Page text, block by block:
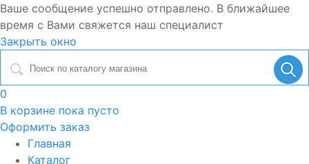
Ваше сообщение успешно отправлено. В ближайшее
время с Вами свяжется наш специалист
Закрыть окно
0
В корзине пока пусто
Оформить заказ
Главная
Каталог